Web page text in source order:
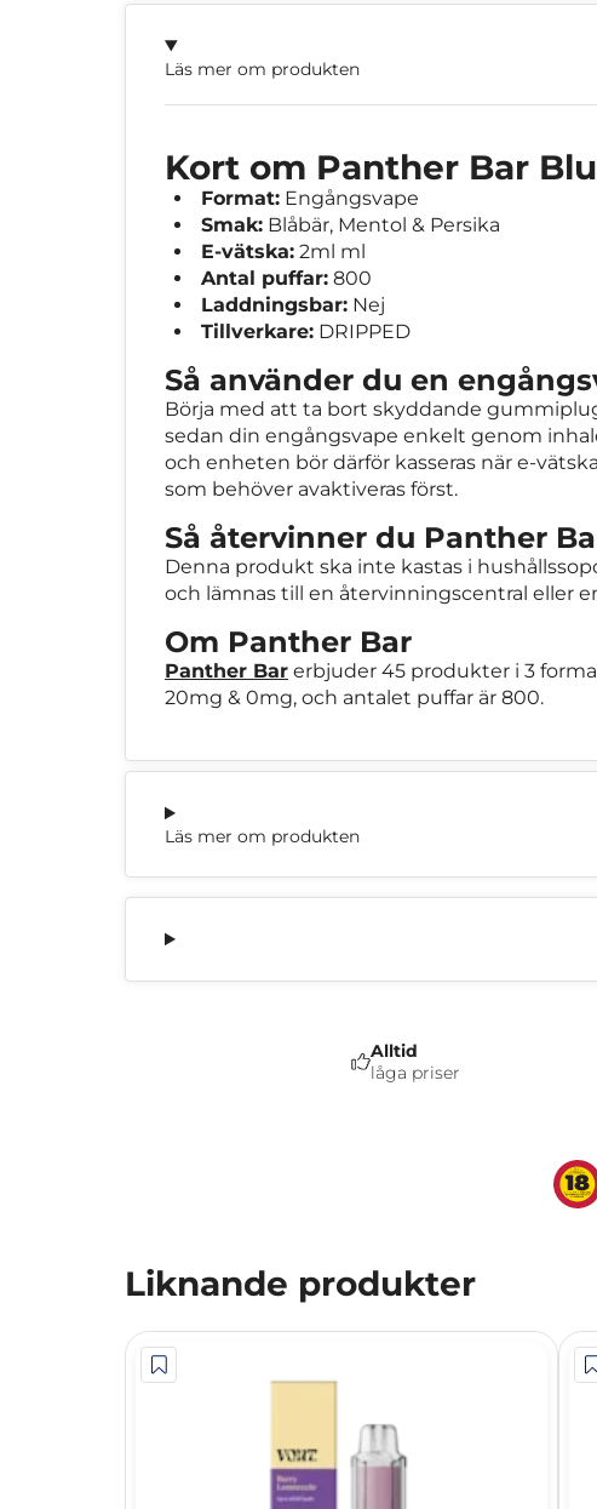
Läs mer om produkten
Kort om Panther Bar
Format: Engångsvape
Smak: Blåbär, Mentol & Persika
E-vätska: 2ml ml
Antal puffar: 800
Laddningsbar: Nej
Tillverkare: DRIPPED
Så använder du en
Börja med att ta bort skyddande
sedan din engångsvape enkelt genom
och enheten bör därför kasseras när e-
som behöver avaktiveras först.
Så återvinner du Panther
Denna produkt ska inte kastas i
och lämnas till en återvinningscentral eller
Om Panther Bar
Panther Bar erbjuder 45 produkter i 3
20mg & 0mg, och antalet puffar är 800.
Läs mer om produkten
Alltid
låga priser
Liknande produkter